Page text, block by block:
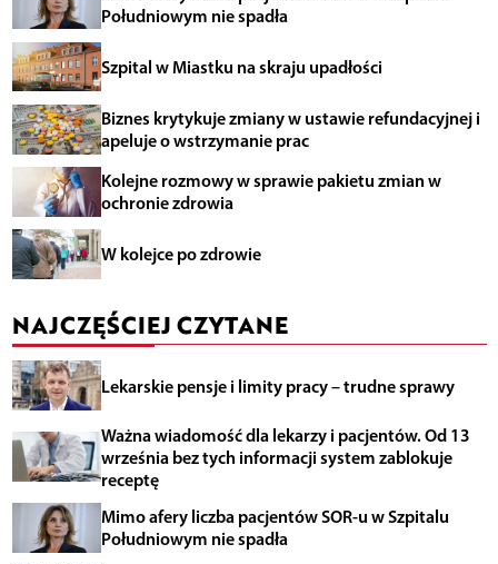
Południowym nie spadła
Szpital w Miastku na skraju upadłości
Biznes krytykuje zmiany w ustawie refundacyjnej i
apeluje o wstrzymanie prac
Kolejne rozmowy w sprawie pakietu zmian w
ochronie zdrowia
W kolejce po zdrowie
NAJCZĘŚCIEJ CZYTANE
Lekarskie pensje i limity pracy – trudne sprawy
Ważna wiadomość dla lekarzy i pacjentów. Od 13
września bez tych informacji system zablokuje
receptę
Mimo afery liczba pacjentów SOR-u w Szpitalu
Południowym nie spadła